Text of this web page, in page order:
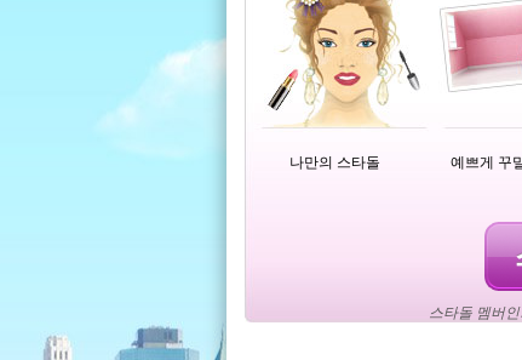
나만의 스타돌 예쁘게 꾸
스타돌 멤버